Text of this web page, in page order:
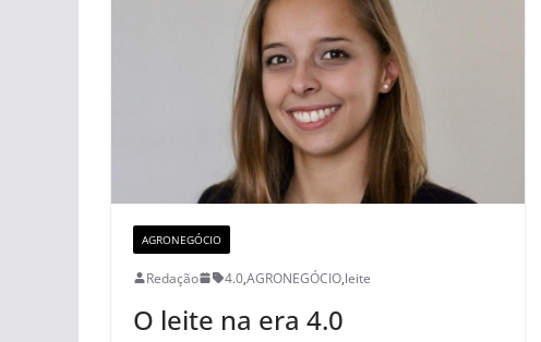
AGRONEGÓCIO
Redação 4.0,AGRONEGÓCIO,leite
O leite na era 4.0